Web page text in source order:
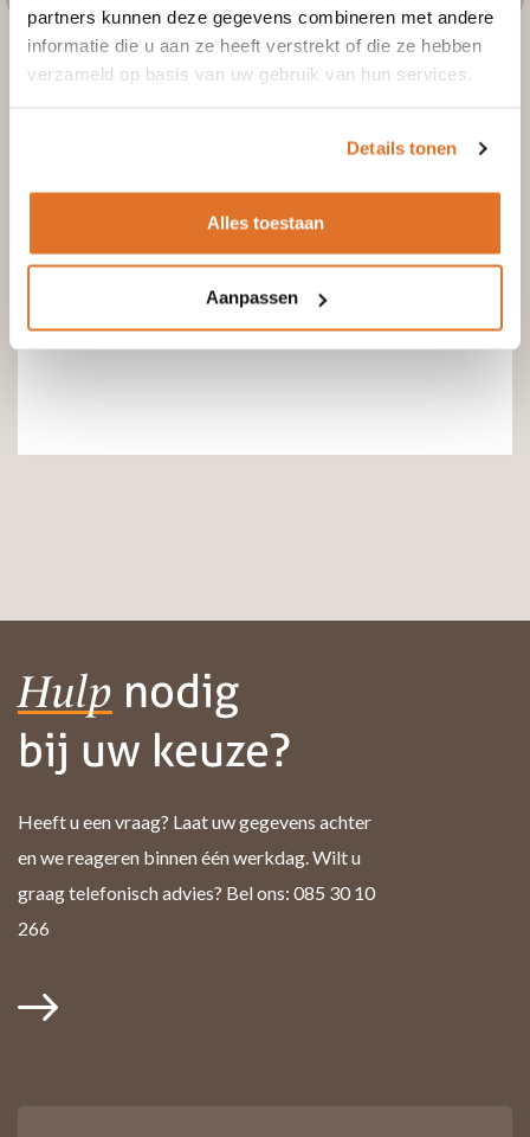
partners kunnen deze gegevens combineren met andere
informatie die u aan ze heeft verstrekt of die ze hebben
verzameld op basis van uw gebruik van hun services.
Details tonen
Alles toestaan
Aanpassen
Hulp nodig
bij uw keuze?
Heeft u een vraag? Laat uw gegevens achter
en we reageren binnen één werkdag. Wilt u
graag telefonisch advies? Bel ons: 085 30 10
266